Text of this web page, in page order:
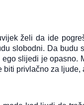
želi da ide
slobodni. Da budu
ego slijedi je opasno.
biti privlačno za